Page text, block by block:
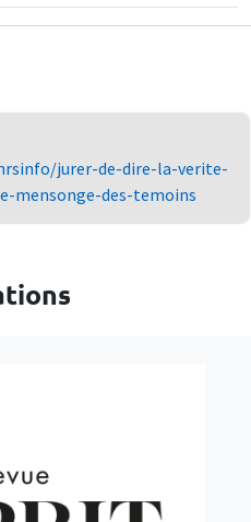
jurer-de-dire-la-verite-
mensonge-des-temoins